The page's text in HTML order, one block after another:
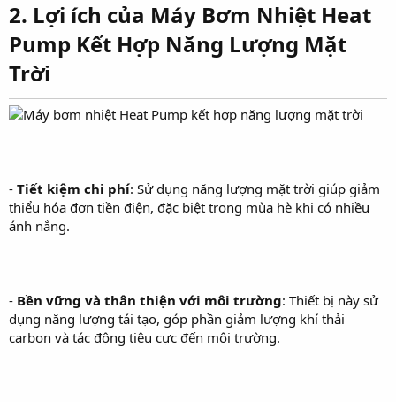
2. Lợi ích của Máy Bơm Nhiệt Heat
Pump Kết Hợp Năng Lượng Mặt
Trời
- Tiết kiệm chi phí: Sử dụng năng lượng mặt trời giúp giảm
thiểu hóa đơn tiền điện, đặc biệt trong mùa hè khi có nhiều
ánh nắng.
- Bền vững và thân thiện với môi trường: Thiết bị này sử
dụng năng lượng tái tạo, góp phần giảm lượng khí thải
carbon và tác động tiêu cực đến môi trường.